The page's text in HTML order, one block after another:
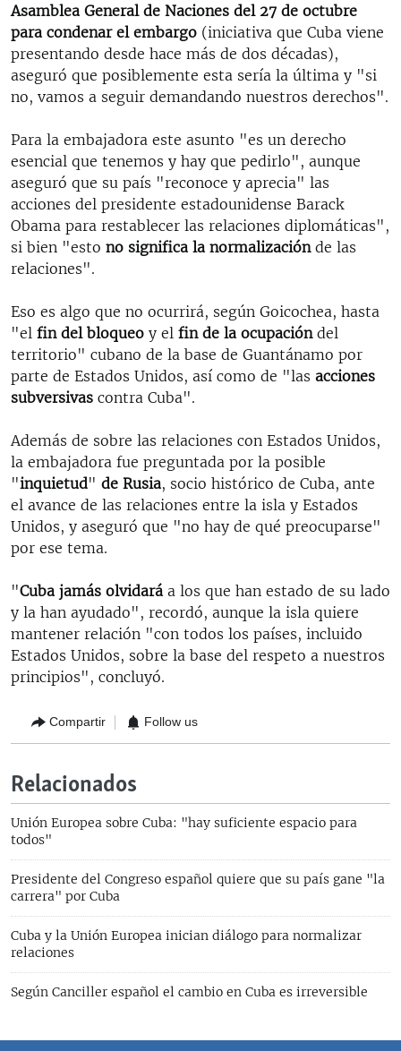
Asamblea General de Naciones del 27 de octubre
para condenar el embargo (iniciativa que Cuba viene
presentando desde hace más de dos décadas),
aseguró que posiblemente esta sería la última y "si
no, vamos a seguir demandando nuestros derechos".
Para la embajadora este asunto "es un derecho
esencial que tenemos y hay que pedirlo", aunque
aseguró que su país "reconoce y aprecia" las
acciones del presidente estadounidense Barack
Obama para restablecer las relaciones diplomáticas",
si bien "esto no significa la normalizaciónde las
relaciones".
Eso es algo que no ocurrirá, según Goicochea, hasta
"el fin del bloqueo y el fin de la ocupacióndel
territorio" cubano de la base de Guantánamo por
parte de Estados Unidos, así como de "las acciones
subversivas contra Cuba".
Además de sobre las relaciones con Estados Unidos,
la embajadora fue preguntada por la posible
"inquietud" de Rusia, socio histórico de Cuba, ante
el avance de las relaciones entre la isla y Estados
Unidos, y aseguró que "no hay de qué preocuparse"
por ese tema.
"Cuba jamás olvidará a los que han estado de su lado
y la han ayudado", recordó, aunque la isla quiere
mantener relación "con todos los países, incluido
Estados Unidos, sobre la base del respeto a nuestros
principios", concluyó.
Compartir Follow us
Relacionados
Unión Europea sobre Cuba: "hay suficiente espacio para
todos"
Presidente del Congreso español quiere que su país gane "la
carrera" por Cuba
Cuba y la Unión Europea inician diálogo para normalizar
relaciones
Según Canciller español el cambio en Cuba es irreversible